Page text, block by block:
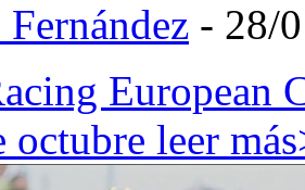
- 28/
European
octubre leer